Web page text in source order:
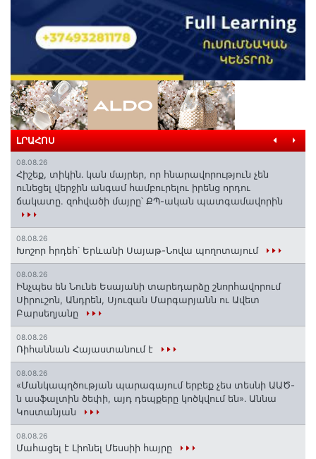
ԼՐԱՀՈՍ
08.08.26
Հիշեք, տիկին․ կան մայրեր, որ հնարավորություն չեն
ունեցել վերջին անգամ համբուրելու իրենց որդու
ճակատը. զոհվածի մայրը՝ ՔՊ-ական պատգամավորին
08.08.26
Խոշոր հրդեհ՝ Երևանի Սայաթ-Նովա պողոտայում
08.08.26
Ինչպես են Նունե Եսայանի տարեդարձը շնորհավորում
Սիրուշոն, Անդրեն, Սյուզան Մարգարյանն ու Ավետ
Բարսեղյանը
08.08.26
Ռիհաննան Հայաստանում է
08.08.26
«Մանկապղծության պարագայում երբեք չես տեսնի ԱԱԾ-
ն ասֆալտին ծեփի, այդ դեպքերը կոծկվում են»․ Աննա
Կոստանյան
08.08.26
Մահացել է Լիոնել Մեսսիի հայրը